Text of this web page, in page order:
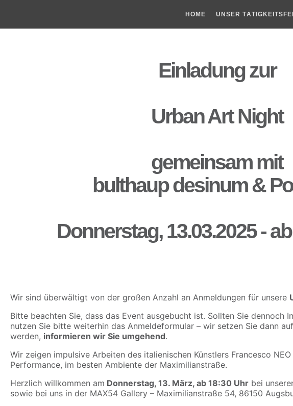
HOME UNSER
Einladung zur
Urban Art Night
gemeinsam mit
bulthaup desinum &
Donnerstag, 13.03.2025 -
Wir sind überwältigt von der großen Anzahl an Anmeldungen für unsere
Bitte beachten Sie, dass das Event ausgebucht ist. Sollten Sie dennoch
nutzen Sie bitte weiterhin das Anmeldeformular – wir setzen Sie dann
werden, informieren wir Sie umgehend.
Wir zeigen impulsive Arbeiten des italienischen Künstlers Francesco
Performance, im besten Ambiente der Maximilianstraße.
Herzlich willkommen am Donnerstag, 13. März, ab 18:30 Uhr bei
sowie bei uns in der MAX54 Gallery – Maximilianstraße 54, 86150